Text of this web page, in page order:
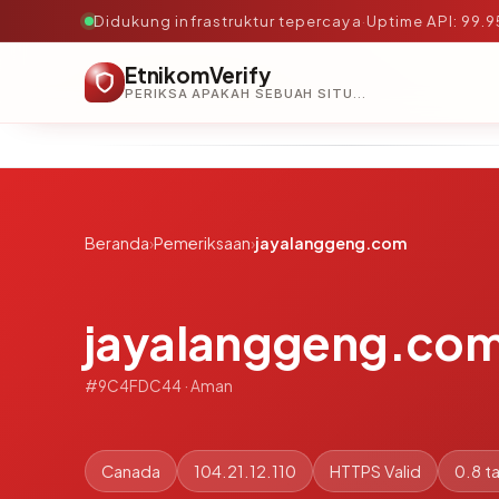
Didukung infrastruktur tepercaya·Uptime API:
EtnikomVerify
PERIKSA APAKAH SEBUAH SITUS AMAN, TEPERCAYA, DAN TERVERIFIKASI DALAM HITUNGAN DETIK.
Beranda›Pemeriksaan›jayalanggeng.com
#9C4FDC44 · Aman
Canada 104.21.12.110 HTTPS Valid 0.8